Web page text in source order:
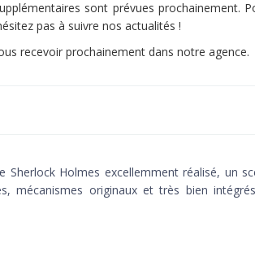
sont prévues prochainement.
pas à suivre nos actualités !
recevoir prochainement dans notre agence.
Sherlock Holmes excellemment réalisé, un
mécanismes originaux et très bien